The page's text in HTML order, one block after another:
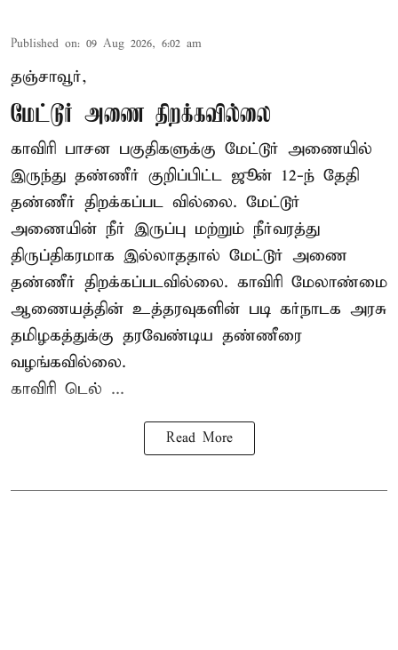
Published on: 09 Aug 2026, 6:02 am
தஞ்சாவூர்,
மேட்டூர் அணை திறக்கவில்லை
காவிரி பாசன பகுதிகளுக்கு மேட்டூர் அணையில்
இருந்து தண்ணீர் குறிப்பிட்ட ஜூன் 12-ந் தேதி
தண்ணீர் திறக்கப்பட வில்லை. மேட்டூர்
அணையின் நீர் இருப்பு மற்றும் நீர்வரத்து
திருப்திகரமாக இல்லாததால் மேட்டூர் அணை
தண்ணீர் திறக்கப்படவில்லை. காவிரி மேலாண்மை
ஆணையத்தின் உத்தரவுகளின் படி கர்நாடக அரசு
தமிழகத்துக்கு தரவேண்டிய தண்ணீரை
வழங்கவில்லை.
காவிரி டெல் ...
Read More